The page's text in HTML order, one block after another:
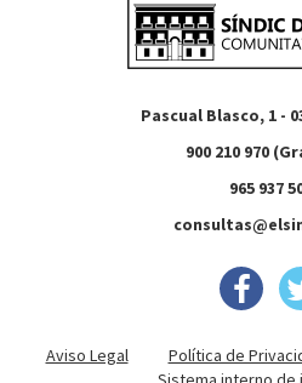
Pascual Blasco, 1 -
900 210 970
965 937
Aviso Legal Política de